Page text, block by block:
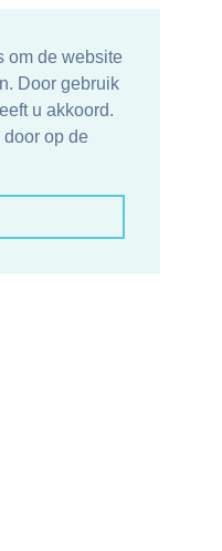
om de website
Door gebruik
u akkoord.
door op de